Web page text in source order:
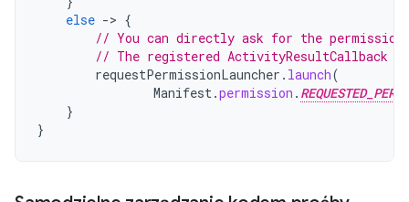
else -> {
// You can directly ask for the
// The registered ActivityResultCallback
requestPermissionLauncher . launch(
Manifest.permission .
}
}